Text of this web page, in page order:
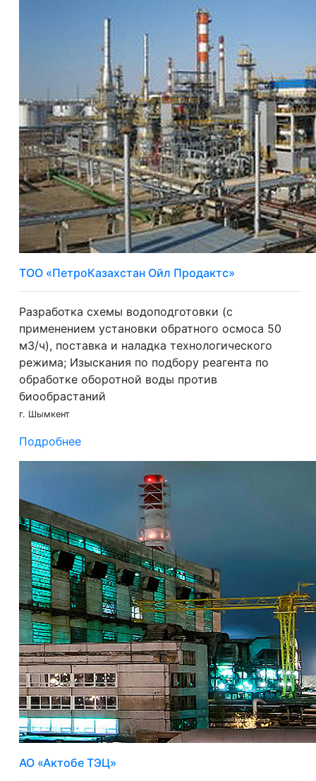
ТОО «ПетроКазахстан Ойл Продактс»
Разработка схемы водоподготовки (с
применением установки обратного осмоса 50
м3/ч), поставка и наладка технологического
режима; Изыскания по подбору реагента по
обработке оборотной воды против
биообрастаний
г. Шымкент
Подробнее
АО «Актобе ТЭЦ»